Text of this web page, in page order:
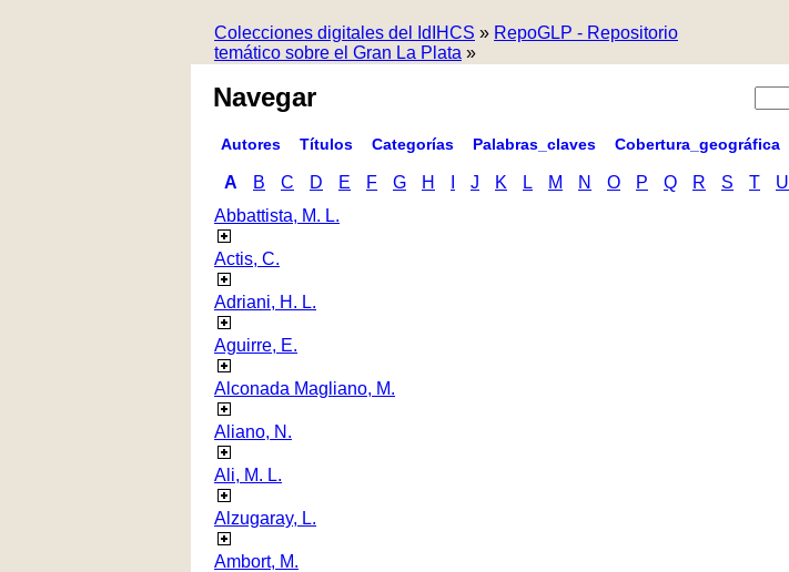
Colecciones digitales del IdIHCS » RepoGLP - Repositorio
temático sobre el Gran La Plata »
Navegar
Autores Títulos Categorías Palabras_claves Cobertura_geográfica
A B C D E F G H J K L M N O P Q R S T U
Abbattista, M. L.
Actis, C.
Adriani, H. L.
Aguirre, E.
Alconada Magliano, M.
Aliano, N.
Ali, M. L.
Alzugaray, L.
Ambort, M.